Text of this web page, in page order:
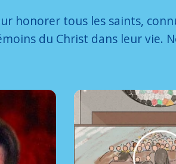
honorer tous les saints,
du Christ dans leur vie.